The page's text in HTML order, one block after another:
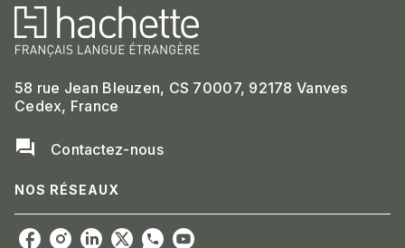
58 rue Jean Bleuzen, CS 70007, 92178 Vanves
Cedex, France
question_answer Contactez-nous
NOS RÉSEAUX